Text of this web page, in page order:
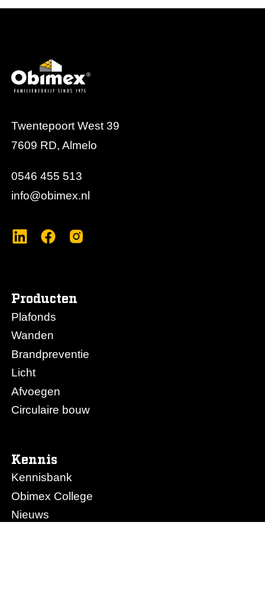
Twentepoort West 39
7609 RD, Almelo
0546 455 513
info@obimex.nl
Producten
Plafonds
Wanden
Brandpreventie
Licht
Afvoegen
Circulaire bouw
Kennis
Kennisbank
Obimex College
Nieuws